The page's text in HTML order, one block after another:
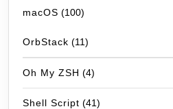
macOS (100)
OrbStack (11)
Oh My ZSH (4)
Shell Script (41)